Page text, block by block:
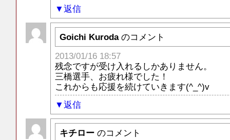
返信
Goichi Kuroda のコメント
2013/01/16 18:57
残念ですが受け入れるしかありません。
三橋選手、お疲れ様でした！
これからも応援を続けていきます(^_^)v
返信
キチロー のコメント